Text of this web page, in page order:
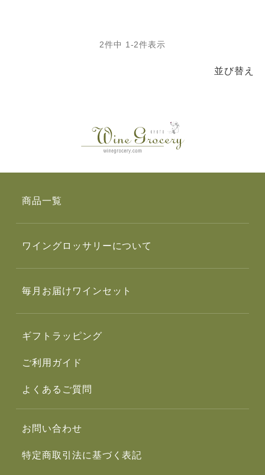
並び替え
2件中 1 -2件表示
商品一覧
ワイングロッサリーについて
毎月お届けワインセット
ギフトラッピング
ご利用ガイド
よくあるご質問
お問い合わせ
特定商取引法に基づく表記